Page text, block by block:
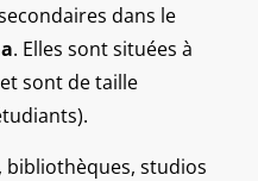
dans le
. Elles sont situées à
sont de taille
bibliothèques, studios